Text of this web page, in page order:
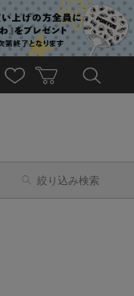
絞り込み検索